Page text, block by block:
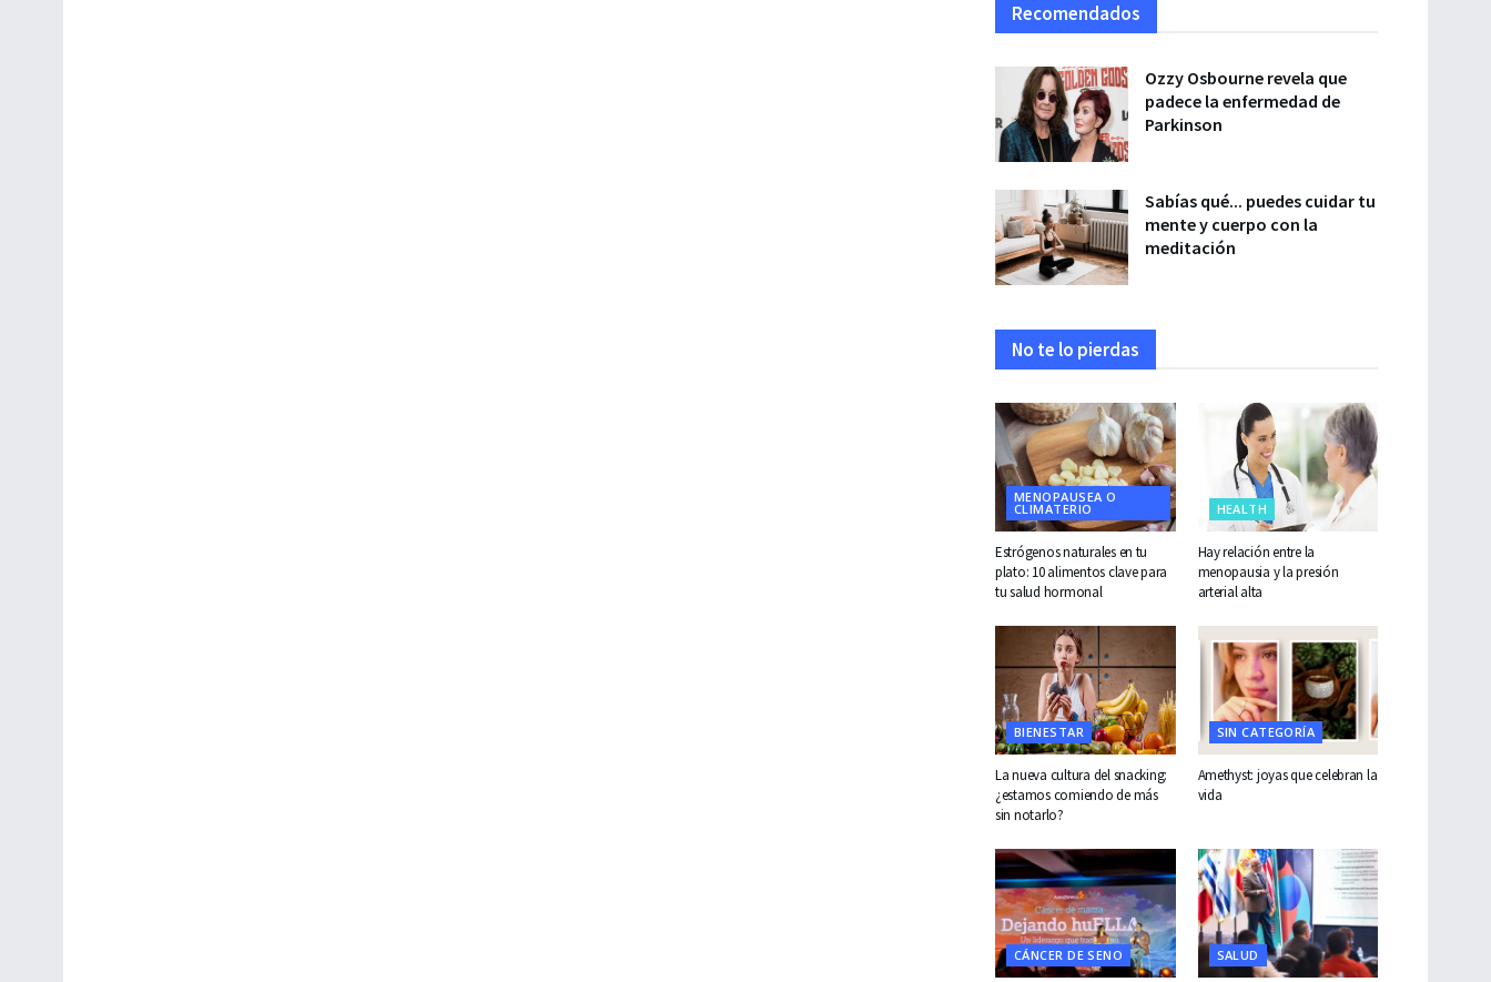
Recomendados
Ozzy Osbourne revela que
padece la enfermedad de
Parkinson
Sabías qué... puedes cuidar tu
mente y cuerpo con la
meditación
No te lo pierdas
MENOPAUSEA O
CLIMATERIO
Estrógenos naturales en tu
plato: 10 alimentos clave para
tu salud hormonal
HEALTH
Hay relación entre la
menopausia y la presión
arterial alta
BIENESTAR
La nueva cultura del snacking:
¿estamos comiendo de más
sin notarlo?
SIN CATEGORÍA
Amethyst: joyas que celebran la
vida
CÁNCER DE SENO SALUD